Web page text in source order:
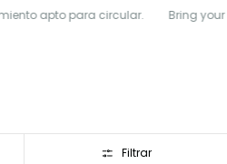
apto para circular. Bring your Life
Filtrar